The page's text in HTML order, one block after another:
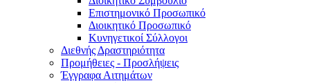
Επιστημονικό Προσωπικό
Διοικητικό Προσωπικό
Κυνηγετικοί Σύλλογοι
Διεθνής Δραστηριότητα
Προμήθειες - Προσλήψεις
Έγγραφα Αιτημάτων